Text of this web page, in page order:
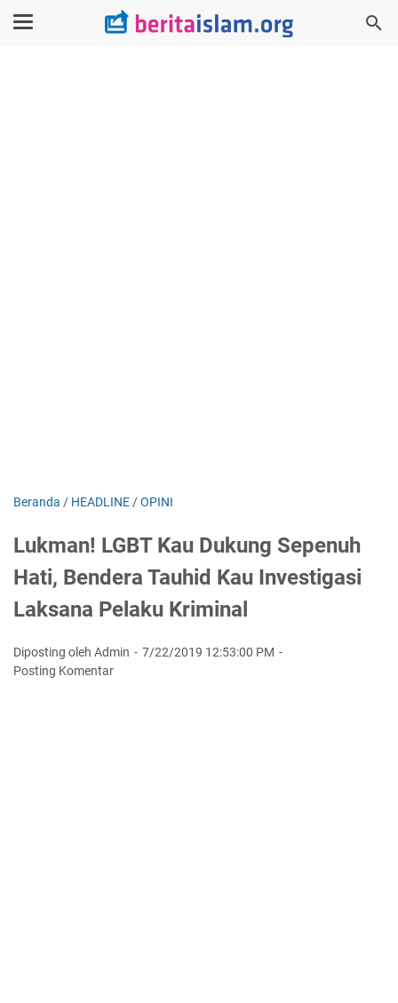
Beranda / HEADLINE /OPINI
Lukman! LGBT Kau Dukung Sepenuh
Hati, Bendera Tauhid Kau Investigasi
Laksana Pelaku Kriminal
Diposting oleh Admin
7/22/2019 12:53:00 PM
Posting Komentar